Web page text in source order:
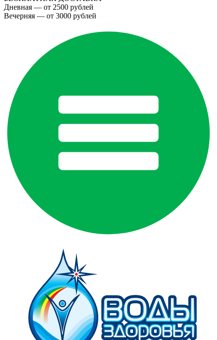
Дневная — от 2500 рублей
Вечерняя — от 3000 рублей